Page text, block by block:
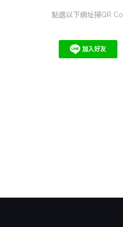
點選以下網址掃QR